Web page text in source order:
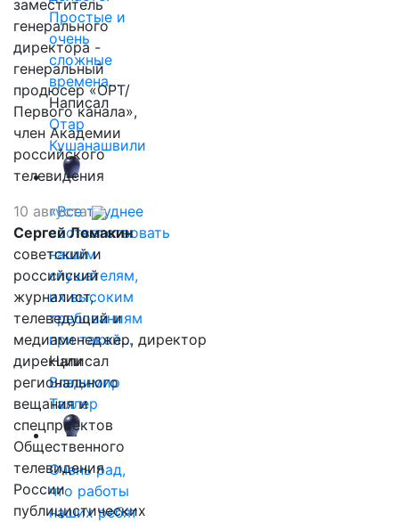
Простые и
очень
сложные
времена…
Написал
Отар
Кушанашвили
«Все труднее
соответствовать
нашим
слушателям,
их высоким
требованиям
при такой…
Написал
Владимир
Таллер
Очень рад,
что работы
наших ребят
заместитель
генерального
директора -
генеральный
продюсер «ОРТ/
Первого канала»,
член Академии
российского
телевидения
10 августа
Сергей Ломакин
советский и
российский
журналист,
телеведущий и
медиаменеджер, директор
дирекции
регионального
вещания и
спецпроектов
Общественного
телевидения
России
публицистических